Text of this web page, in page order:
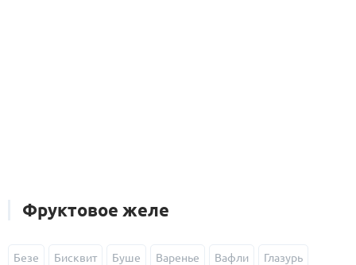
Фруктовое желе
Безе Бисквит Буше Варенье Вафли Глазурь